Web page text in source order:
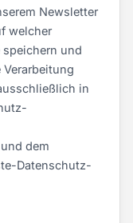
Newsletter
welcher
und
in
dem
Datenschutz-